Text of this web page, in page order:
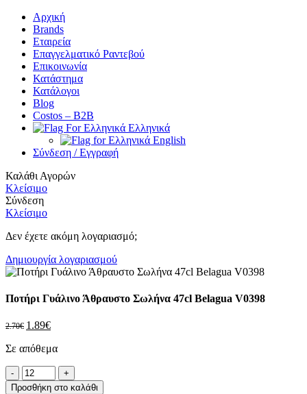
Αρχική
Brands
Εταιρεία
Επαγγελματικό Ραντεβού
Επικοινωνία
Κατάστημα
Κατάλογοι
Blog
Costos – Β2Β
Ελληνικά
English
Σύνδεση / Εγγραφή
Καλάθι Αγορών
Κλείσιμο
Σύνδεση
Κλείσιμο
Δεν έχετε ακόμη λογαριασμό;
Δημιουργία λογαριασμού
Ποτήρι Γυάλινο Άθραυστο Σωλήνα 47cl Belagua V0398
2.70€ 1.89€
Σε απόθεμα
Προσθήκη στο καλάθι